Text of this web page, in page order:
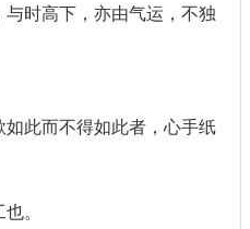
时高下，亦由气运，不独
此而不得如此者，心手纸
。